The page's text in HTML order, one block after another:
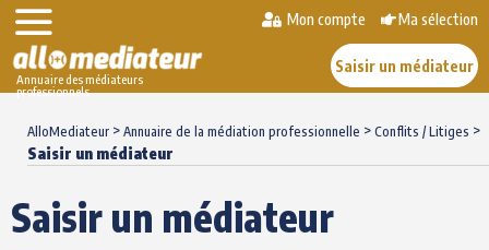
content
Annuaire des médiateurs
professionnels
Mon compte Ma sélection
Saisir un médiateur
AlloMediateur > Annuaire de la médiation professionnelle > Conflits / Litiges >
Saisir un médiateur
Saisir un médiateur